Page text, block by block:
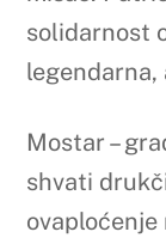
solidarnost
legendarna,
Mostar –
shvati
ovaploćenje